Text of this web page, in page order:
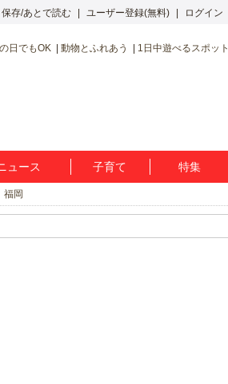
保存/あとで読む ユーザー登録(無料) ログイン
日でもOK 動物とふれあう 1日中遊べるスポット
ュース 子育て 特集
福岡